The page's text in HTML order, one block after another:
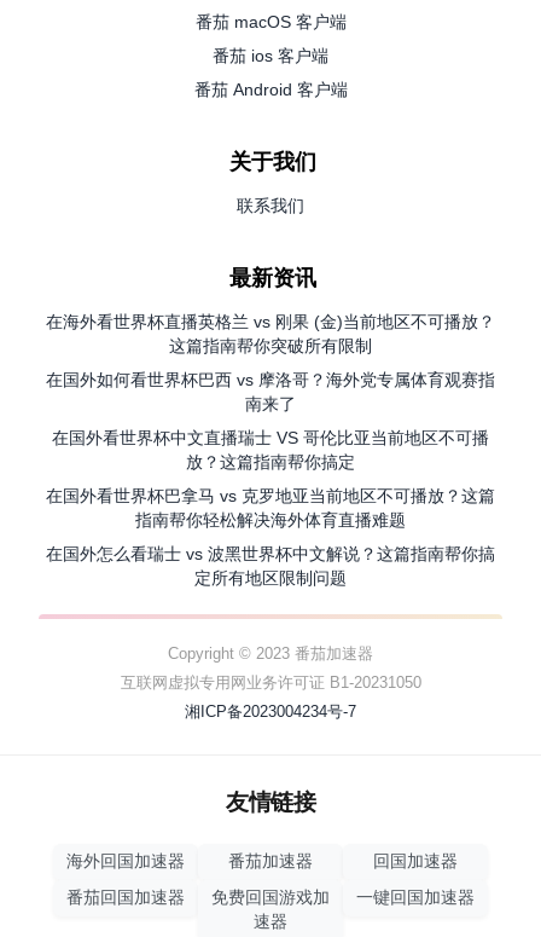
番茄 macOS 客户端
番茄 ios 客户端
番茄 Android 客户端
关于我们
联系我们
最新资讯
在海外看世界杯直播英格兰 vs 刚果 (金)当前地区不可播放？
这篇指南帮你突破所有限制
在国外如何看世界杯巴西 vs 摩洛哥？海外党专属体育观赛指
南来了
在国外看世界杯中文直播瑞士 VS 哥伦比亚当前地区不可播
放？这篇指南帮你搞定
在国外看世界杯巴拿马 vs 克罗地亚当前地区不可播放？这篇
指南帮你轻松解决海外体育直播难题
在国外怎么看瑞士 vs 波黑世界杯中文解说？这篇指南帮你搞
定所有地区限制问题
Copyright © 2023 番茄加速器
互联网虚拟专用网业务许可证 B1-20231050
湘ICP备2023004234号-7
友情链接
海外回国加速器 番茄加速器
回国加速器
番茄回国加速器
免费回国游戏加
速器
一键回国加速器